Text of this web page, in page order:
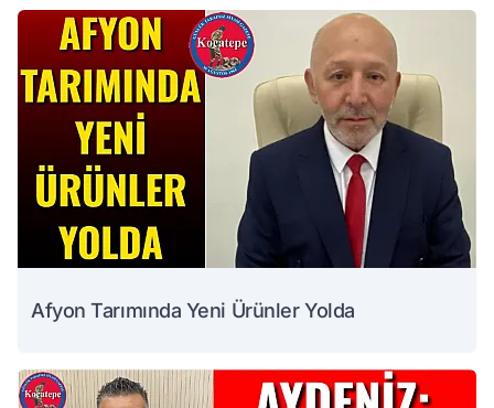
Afyon Tarımında Yeni Ürünler Yolda